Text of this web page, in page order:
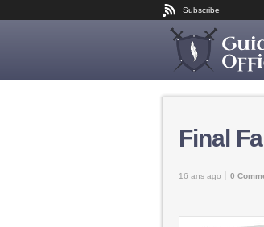
Subscribe
Final
16 ans ago 0